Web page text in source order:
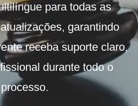
para todas as
garantindo
receba suporte claro,
durante todo o
processo.